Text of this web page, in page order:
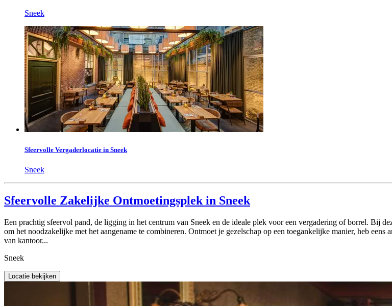
Sneek
Sfeervolle Vergaderlocatie in Sneek
Sneek
Sfeervolle Zakelijke Ontmoetingsplek in Sneek
Een prachtig sfeervol pand, de ligging in het centrum van Sneek en de ideale plek voor een vergadering of borrel. Bij
om het noodzakelijke met het aangename te combineren. Ontmoet je gezelschap op een toegankelijke manier, heb
van kantoor...
Sneek
Locatie bekijken